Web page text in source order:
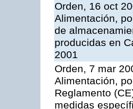
Orden, 16 oct
Alimentación,
de
producidas en
2001
Orden, 7 mar
Alimentación,
Reglamento
medidas